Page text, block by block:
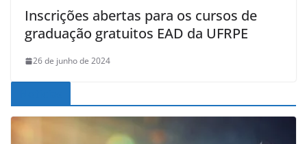
Inscrições abertas para os cursos de
graduação gratuitos EAD da UFRPE
26 de junho de 2024